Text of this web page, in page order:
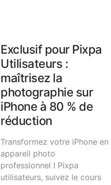
Exclusif pour Pixpa
Utilisateurs :
maîtrisez la
photographie sur
iPhone à 80 % de
réduction
Transformez votre iPhone en
appareil photo
professionnel ! Pixpa
utilisateurs, suivez le cours